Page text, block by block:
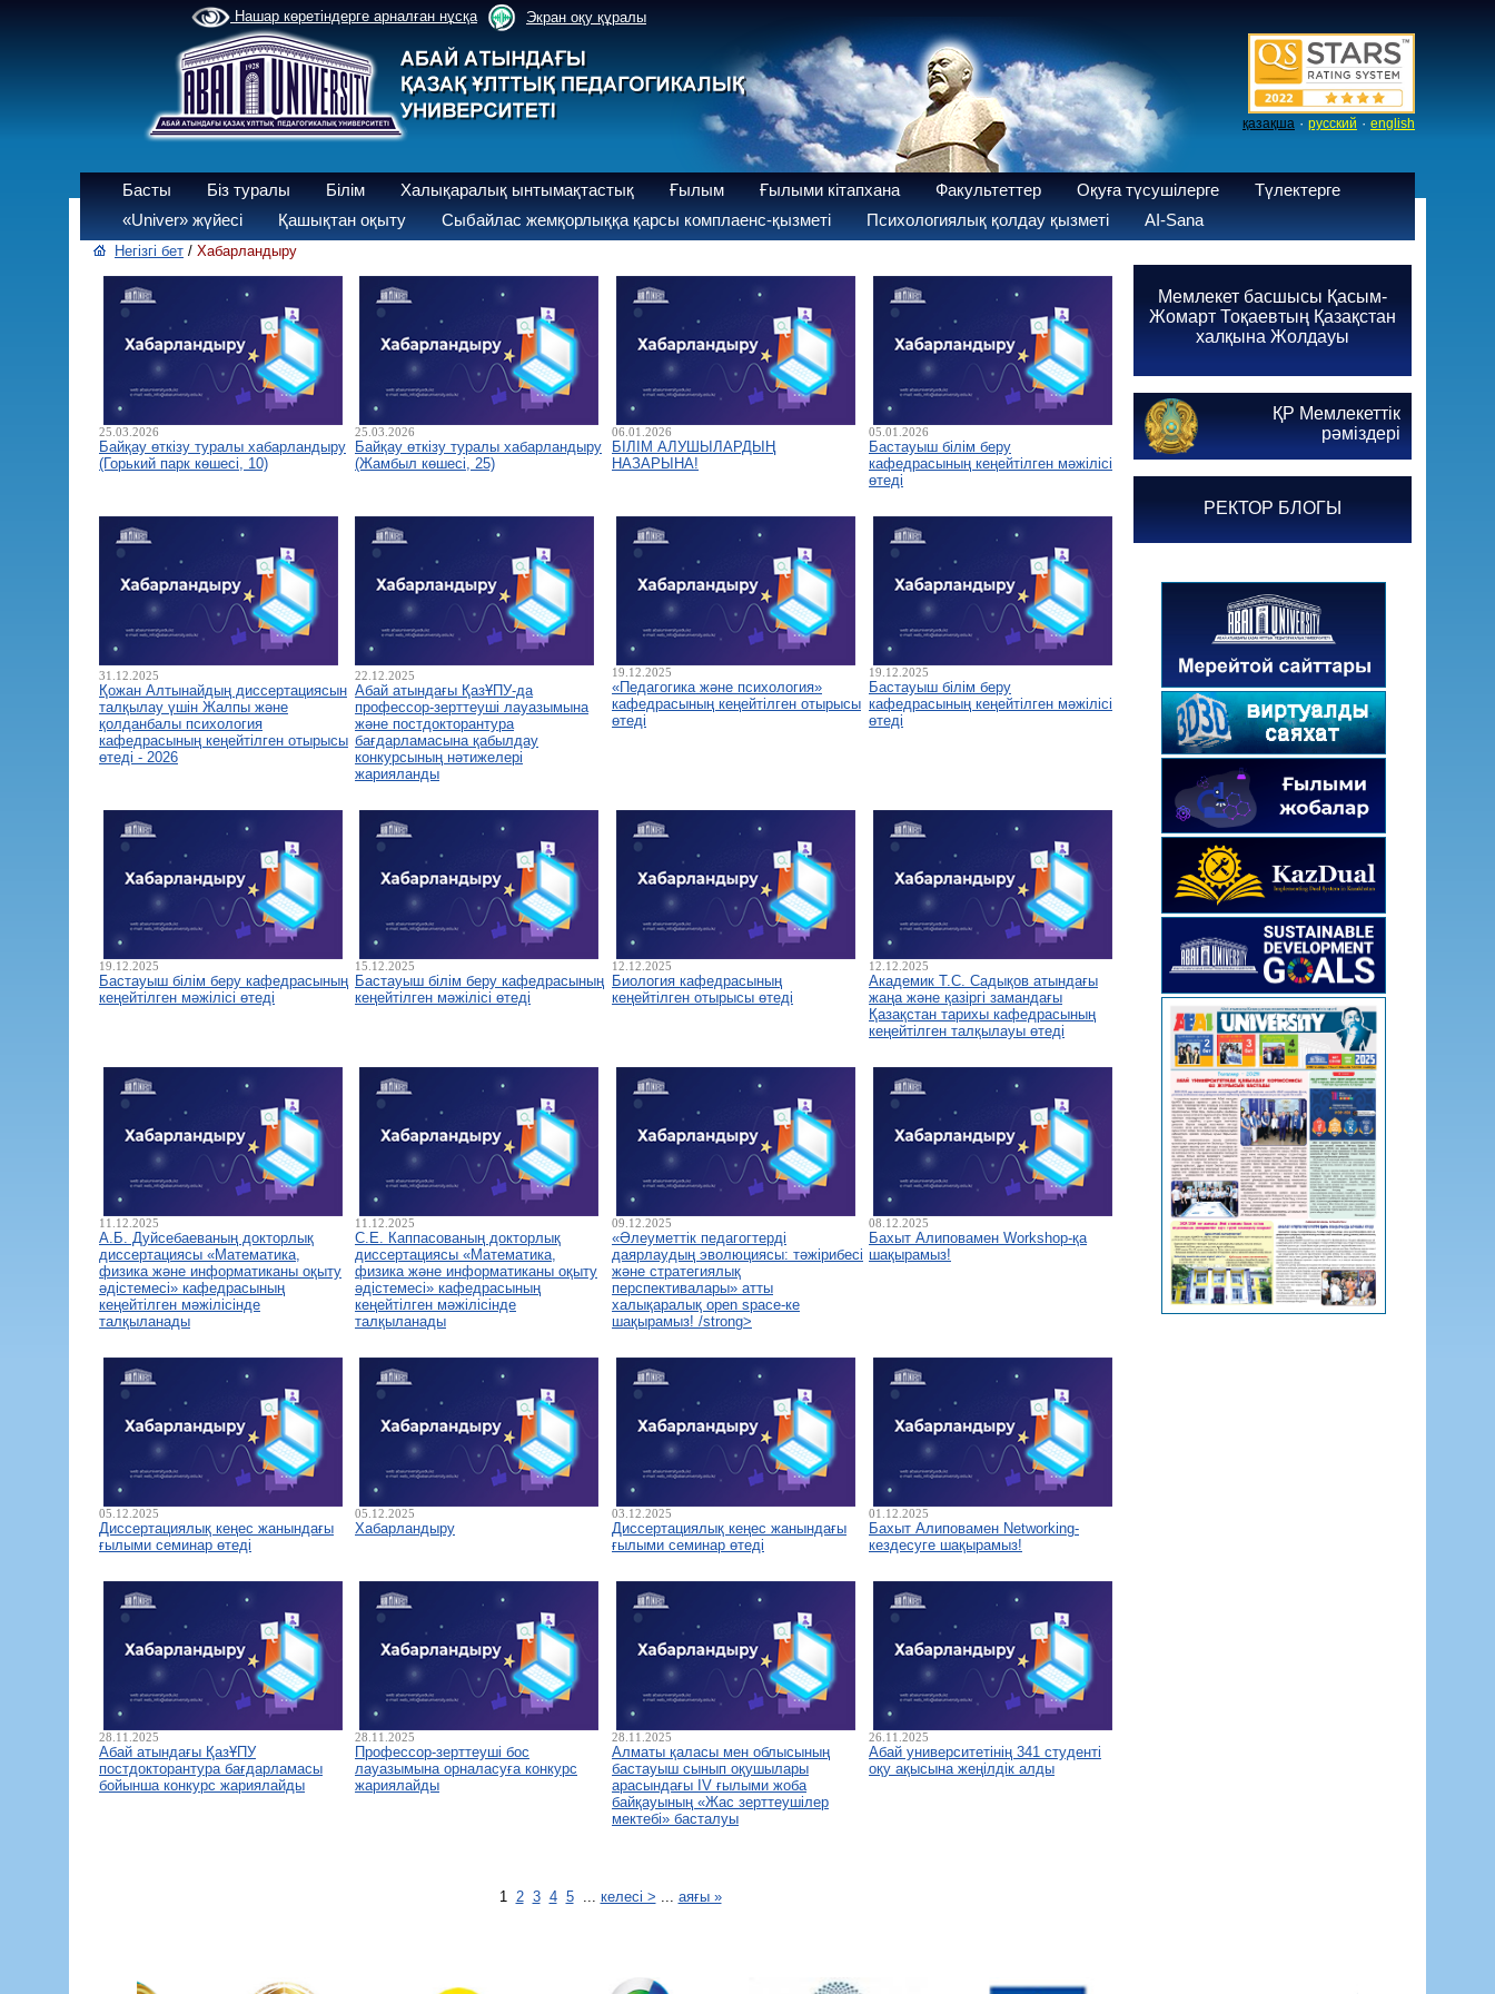
Нашар көретіндерге арналған нұсқа Экран оқу құралы
қазақша · русский · english
Басты Біз туралы Білім Халықаралық ынтымақтастық Ғылым Ғылыми кітапхана Факультеттер Оқуға түсушілерге
Түлектерге
«Univer» жүйесі
Қашықтан оқыту Сыбайлас жемқорлыққа қарсы комплаенс-қызметі Психологиялық қолдау қызметі AI-Sana
Негізгі бет / Хабарландыру
25.03.2026
Байқау өткізу туралы хабарландыру
(Горький парк көшесі, 10)
25.03.2026
Байқау өткізу туралы хабарландыру
(Жамбыл көшесі, 25)
06.01.2026
БІЛІМ АЛУШЫЛАРДЫҢ
НАЗАРЫНА!
05.01.2026
Бастауыш білім беру
кафедрасының кеңейтілген мәжілісі
өтеді
31.12.2025
Қожан Алтынайдың диссертациясын
талқылау үшін Жалпы және
қолданбалы психология
кафедрасының кеңейтілген отырысы
өтеді - 2026
22.12.2025
Абай атындағы ҚазҰПУ-да
профессор-зерттеуші лауазымына
және постдокторантура
бағдарламасына қабылдау
конкурсының нәтижелері
жарияланды
19.12.2025
«Педагогика және психология»
кафедрасының кеңейтілген отырысы
өтеді
19.12.2025
Бастауыш білім беру
кафедрасының кеңейтілген мәжілісі
өтеді
19.12.2025
Бастауыш білім беру кафедрасының
кеңейтілген мәжілісі өтеді
15.12.2025
Бастауыш білім беру кафедрасының
кеңейтілген мәжілісі өтеді
12.12.2025
Биология кафедрасының
кеңейтілген отырысы өтеді
12.12.2025
Академик Т.С. Садықов атындағы
жаңа және қазіргі замандағы
Қазақстан тарихы кафедрасының
кеңейтілген талқылауы өтеді
11.12.2025
А.Б. Дуйсебаеваның докторлық
диссертациясы «Математика,
физика және информатиканы оқыту
әдістемесі» кафедрасының
кеңейтілген мәжілісінде
талқыланады
11.12.2025
С.Е. Каппасованың докторлық
диссертациясы «Математика,
физика және информатиканы оқыту
әдістемесі» кафедрасының
кеңейтілген мәжілісінде
талқыланады
09.12.2025
«Әлеуметтік педагогтерді
даярлаудың эволюциясы: тәжірибесі
және стратегиялық
перспективалары» атты
халықаралық open space-ке
шақырамыз! /strong>
08.12.2025
Бахыт Алиповамен Workshop-қа
шақырамыз!
05.12.2025
Диссертациялық кеңес жанындағы
ғылыми семинар өтеді
05.12.2025
Хабарландыру
03.12.2025
Диссертациялық кеңес жанындағы
ғылыми семинар өтеді
01.12.2025
Бахыт Алиповамен Networking-
кездесуге шақырамыз!
28.11.2025
Абай атындағы ҚазҰПУ
постдокторантура бағдарламасы
бойынша конкурс жариялайды
28.11.2025
Профессор-зерттеуші бос
лауазымына орналасуға конкурс
жариялайды
28.11.2025
Алматы қаласы мен облысының
бастауыш сынып оқушылары
арасындағы IV ғылыми жоба
байқауының «Жас зерттеушілер
мектебі» басталуы
26.11.2025
Абай университетінің 341 студенті
оқу ақысына жеңілдік алды
1 2 3 4 5... келесі > ... аяғы »
Мемлекет басшысы Қасым-
Жомарт Тоқаевтың Қазақстан
халқына Жолдауы
ҚР Мемлекеттік
рәміздері
РЕКТОР БЛОГЫ